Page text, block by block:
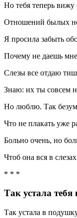
Но тебя теперь вижу
Отношений былых
Я просила забыть
Почему не даешь
Слезы все отдаю
Знаю: их ты совсем
Но люблю. Так
Что не плакать уже
Больно очень, но
Чтоб она вся в
* * *
Так устала
Так устала в